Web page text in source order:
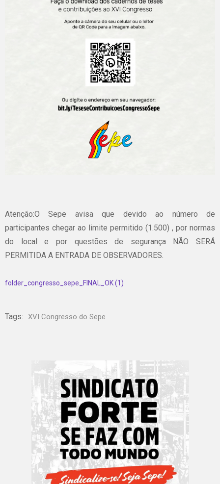
Atenção:O Sepe avisa que devido ao número de
participantes chegar ao limite permitido (1.500) , por normas
do local e por questões de segurança NÃO SERÁ
PERMITIDA A ENTRADA DE OBSERVADORES.
folder_congresso_sepe_FINAL_OK (1)
Tags: XVI Congresso do Sepe